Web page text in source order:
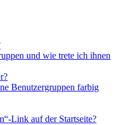
und wie trete ich ihnen
Benutzergruppen farbig
Link auf der Startseite?